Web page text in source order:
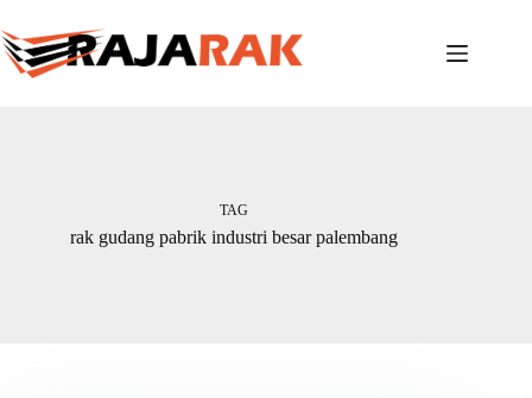
to
content
TAG
rak gudang pabrik industri besar palembang